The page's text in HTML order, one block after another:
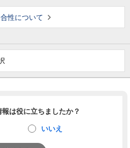
性について
は役に立ちましたか？
いいえ